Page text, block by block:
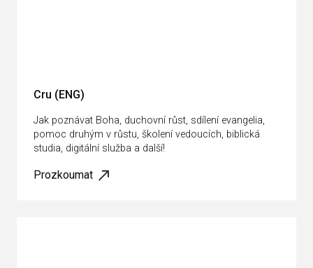
Cru (ENG)
Jak poznávat Boha, duchovní růst, sdílení evangelia,
pomoc druhým v růstu, školení vedoucích, biblická
studia, digitální služba a další!
Prozkoumat